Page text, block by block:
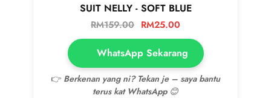
SUIT NELLY - SOFT BLUE
RM159.00 RM25.00
WhatsApp Sekarang
👉 Berkenan yang ni? Tekan je – saya bantu
terus kat WhatsApp 😊